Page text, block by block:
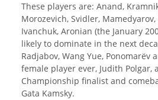
These players are: Anand,
Morozevich, Svidler, Mamedyarov,
Ivanchuk, Aronian (the January
likely to dominate in the next
Radjabov, Wang Yue, Ponomarëv
female player ever, Judith Polgar,
Championship finalist and
Gata Kamsky.